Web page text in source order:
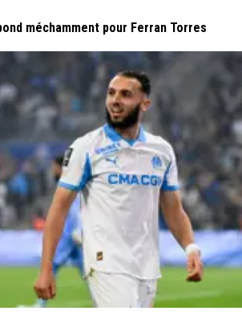
méchamment pour Ferran Torres